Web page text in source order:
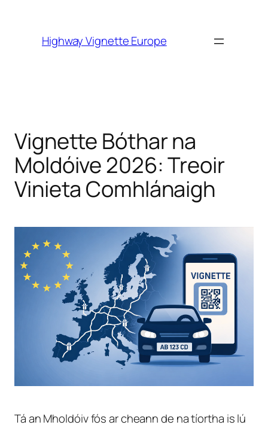
Highway Vignette Europe
Vignette Bóthar na
Moldóive 2026: Treoir
Vinieta Comhlánaigh
Tá an Mholdóiv fós ar cheann de na tíortha is lú